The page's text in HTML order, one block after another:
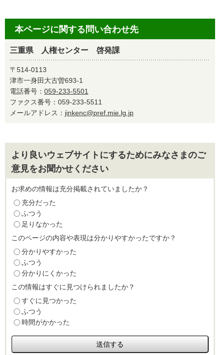
本ページに関する問い合わせ先
三重県 人権センター 啓発課
〒514-0113
津市一身田大古曽693-1
電話番号： 059-233-5501
ファクス番号：059-233-5511
メールアドレス： jinkenc@pref.mie.lg.jp
より良いウェブサイトにするためにみなさまのご
意見をお聞かせください
お求めの情報は充分掲載されていましたか？
充分だった
ふつう
足りなかった
このページの内容や表現は分かりやすかったですか？
分かりやすかった
ふつう
分かりにくかった
この情報はすぐに見つけられましたか？
すぐに見つかった
ふつう
時間がかかった